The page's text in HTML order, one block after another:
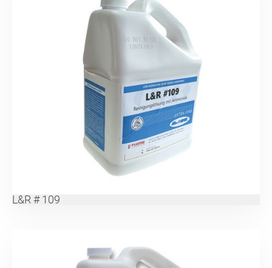
L&R # 109